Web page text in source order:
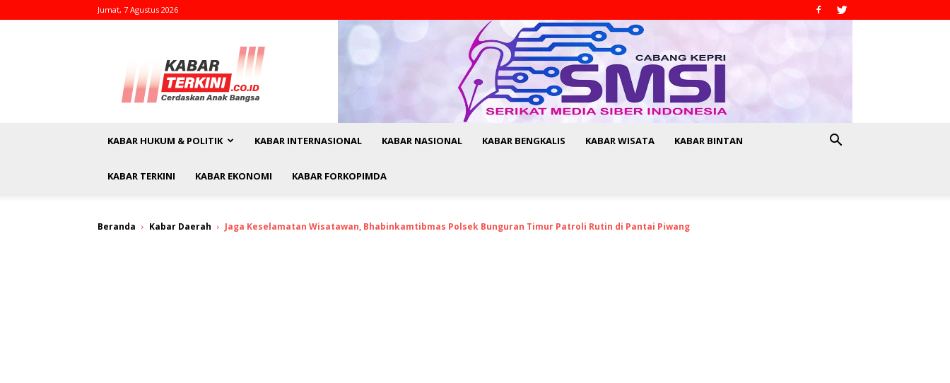
Jumat, 7 Agustus 2026
kabarterkini.co.id
KABAR HUKUM & POLITIK KABAR INTERNASIONAL KABAR NASIONAL KABAR BENGKALIS KABAR WISATA KABAR BINTAN
KABAR TERKINI KABAR EKONOMI KABAR FORKOPIMDA
Beranda Kabar Daerah Jaga Keselamatan Wisatawan, Bhabinkamtibmas Polsek Bunguran Timur Patroli Rutin di Pantai Piwang